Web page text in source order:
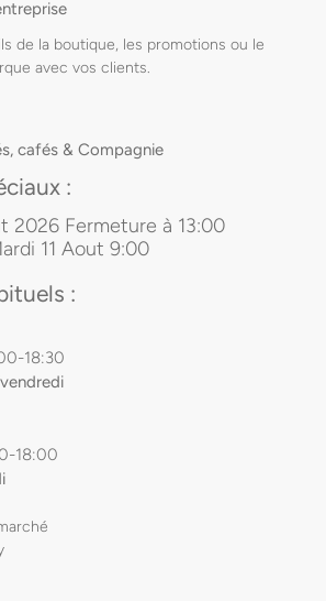
de la boutique, les promotions ou le
avec vos clients.
cafés & Compagnie
:
2026 Fermeture à 13:00
11 Aout 9:00
:
18:30
18:00